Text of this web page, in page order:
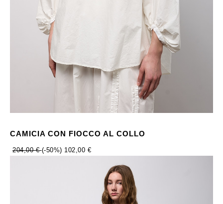
CAMICIA CON FIOCCO AL COLLO
204,00 €(-50%) 102,00 €